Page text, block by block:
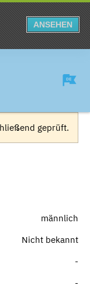
ANSEHEN
geprüft.
männlich
Nicht bekannt
-
-